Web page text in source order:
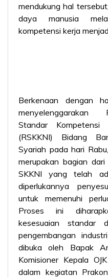
mendukung hal
daya manusia
kompetensi kerja
Berkenaan dengan
menyelenggarakan
Standar Kompetensi
(RSKKNI) Bidang
Syariah pada hari
merupakan bagian
SKKNI yang telah
diperlukannya
untuk memenuhi
Proses ini
kesesuaian standar
pengembangan
dibuka oleh Bapak
Komisioner Kepala
dalam kegiatan